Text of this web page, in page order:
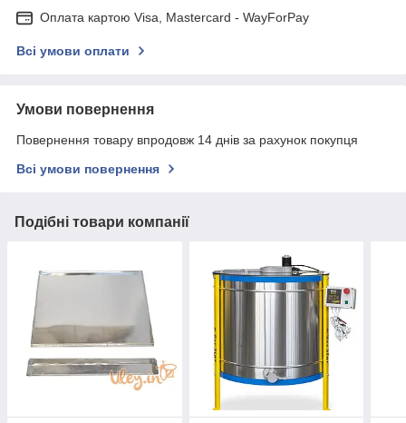
Оплата картою Visa, Mastercard - WayForPay
Всі умови оплати
Умови повернення
Повернення товару впродовж 14 днів за рахунок покупця
Всі умови повернення
Подібні товари компанії